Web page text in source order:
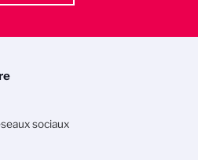
sociaux